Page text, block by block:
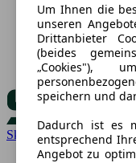
Skoda
Um Ihnen die
unseren
Drittanbieter
(beides
„Cookies"),
speichern und
Dadurch ist es
entsprechend
Angebot zu